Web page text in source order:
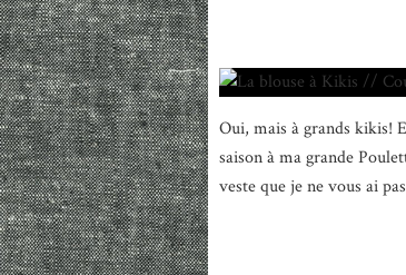
Oui, mais à grands kikis!
saison à ma grande
veste que je ne vous ai